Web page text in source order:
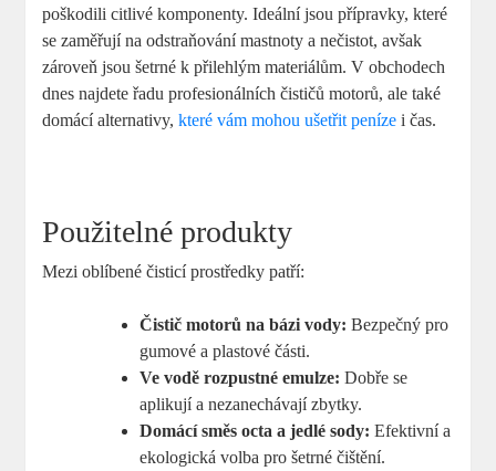
poškodili citlivé komponenty. Ideální jsou přípravky, které
se zaměřují na ⁤odstraňování mastnoty a nečistot, avšak
zároveň jsou⁣ šetrné ​k přilehlým⁣ materiálům. V obchodech
dnes najdete řadu profesionálních čističů motorů, ale také
domácí alternativy,které vám mohou ušetřit peníze i čas.
Použitelné produkty
Mezi oblíbené⁣ čisticí prostředky patří:
Čistič⁤ motorů na bázi vody: ‌Bezpečný pro⁣
gumové a plastové​ části.
Ve vodě rozpustné emulze: Dobře se
aplikují a ⁢nezanechávají zbytky.
Domácí⁢ směs octa a jedlé​ sody: ⁣Efektivní a
ekologická volba pro šetrné čištění.